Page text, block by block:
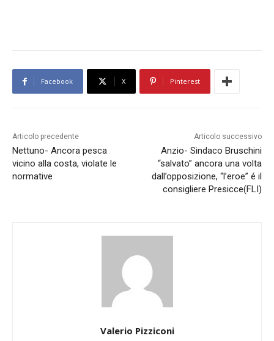
Facebook X Pinterest
Articolo precedente
Nettuno- Ancora pesca
vicino alla costa, violate le
normative
Articolo successivo
Anzio- Sindaco Bruschini
“salvato” ancora una volta
dall’opposizione, “l’eroe” é il
consigliere Presicce(FLI)
Valerio Pizziconi